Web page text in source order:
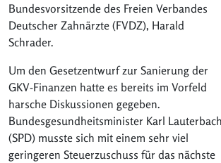
Bundesvorsitzende des Freien Verbandes
Deutscher Zahnärzte (FVDZ), Harald
Schrader.
Um den Gesetzentwurf zur Sanierung der
GKV-Finanzen hatte es bereits im Vorfeld
harsche Diskussionen gegeben.
Bundesgesundheitsminister Karl Lauterbach
(SPD) musste sich mit einem sehr viel
geringeren Steuerzuschuss für das nächste